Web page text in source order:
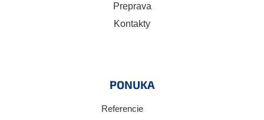
Preprava
Kontakty
PONUKA
Referencie